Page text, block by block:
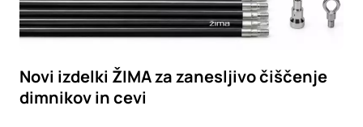
Novi izdelki ŽIMA za zanesljivo čiščenje
dimnikov in cevi